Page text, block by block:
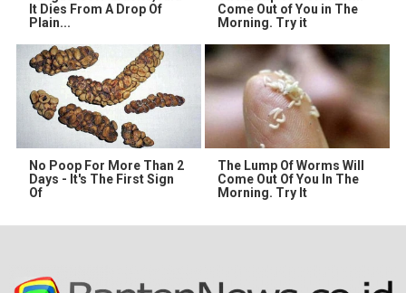
It Dies From A Drop Of
Plain...
Come Out of You in The
Morning. Try it
No Poop For More Than 2
Days - It's The First Sign
Of
The Lump Of Worms Will
Come Out Of You In The
Morning. Try It